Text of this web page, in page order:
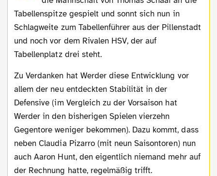
Tabellenspitze gespielt und sonnt sich nun in
Schlagweite zum Tabellenführer aus der Pillenstadt
und noch vor dem Rivalen HSV, der auf
Tabellenplatz drei steht.
Zu Verdanken hat Werder diese Entwicklung vor
allem der neu entdeckten Stabilität in der
Defensive (im Vergleich zu der Vorsaison hat
Werder in den bisherigen Spielen vierzehn
Gegentore weniger bekommen). Dazu kommt, dass
neben Claudia Pizarro (mit neun Saisontoren) nun
auch Aaron Hunt, den eigentlich niemand mehr auf
der Rechnung hatte, regelmäßig trifft.